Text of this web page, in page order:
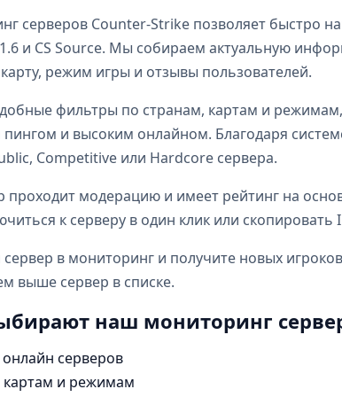
серверов Counter-Strike позволяет быстро
1.6 и CS Source. Мы собираем актуальную
режим игры и отзывы пользователей.
фильтры по странам, картам и
и высоким онлайном. Благодаря
Competitive или Hardcore сервера.
проходит модерацию и имеет рейтинг на
к серверу в один клик или скопировать
в мониторинг и получите новых
выше сервер в списке.
наш мониторинг
серверов
и режимам